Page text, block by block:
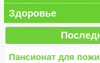
Здоровье
Пансионат для